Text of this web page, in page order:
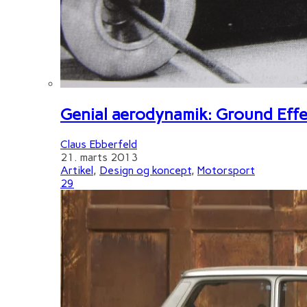
Genial aerodynamik: Ground
Claus Ebberfeld
21. marts 2013
Artikel, Design og koncept, Motorsport
29